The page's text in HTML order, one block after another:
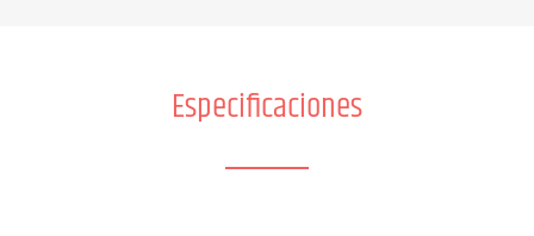
Especificaciones